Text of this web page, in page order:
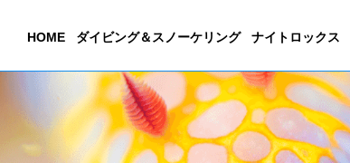
HOME ダイビング＆スノーケリング ナイトロックス